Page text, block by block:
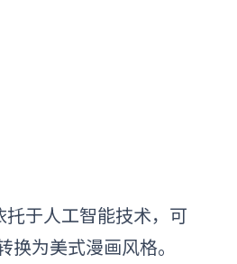
于人工智能技术，可
换为美式漫画风格。